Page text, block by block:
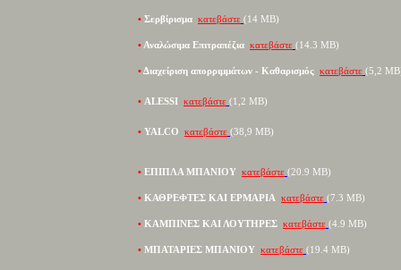
• Σερβίρισμα κατεβάστε (14 MB)
• Αναλώσιμα Επιτραπέζια κατεβάστε (1 4.3 MB)
•Διαχείριση απορριμμάτων - Καθαρισμός κατεβάστε (5 2 MB
• ALESSI κατεβάστε (1,2 MB)
• YALCO κατεβάστε (38,9 MB)
• ΕΠΙΠΛΑ ΜΠΑΝΙΟΥ κατεβάστε (20 9 MB)
• ΚΑΘΡΕΦΤΕΣ ΚΑΙ ΕΡΜΑΡΙΑ κατεβάστε (7.3 MB)
• ΚΑΜΠΙΝΕΣ ΚΑΙ ΛΟΥΤΗΡΕΣ κατεβάστε (4.9 MB)
• ΜΠΑΤΑΡΙΕΣ ΜΠΑΝΙΟΥ κατεβάστε (19.4 MB)